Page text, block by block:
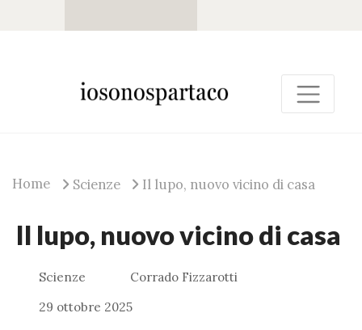
Home Scienze Il lupo, nuovo vicino di casa
Il lupo, nuovo vicino di casa
Scienze
Corrado Fizzarotti
29 ottobre 2025